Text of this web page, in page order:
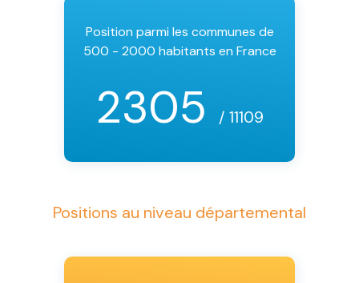
Position parmi les communes de
500 - 2000 habitants en France
2305 / 11109
Positions au niveau départemental